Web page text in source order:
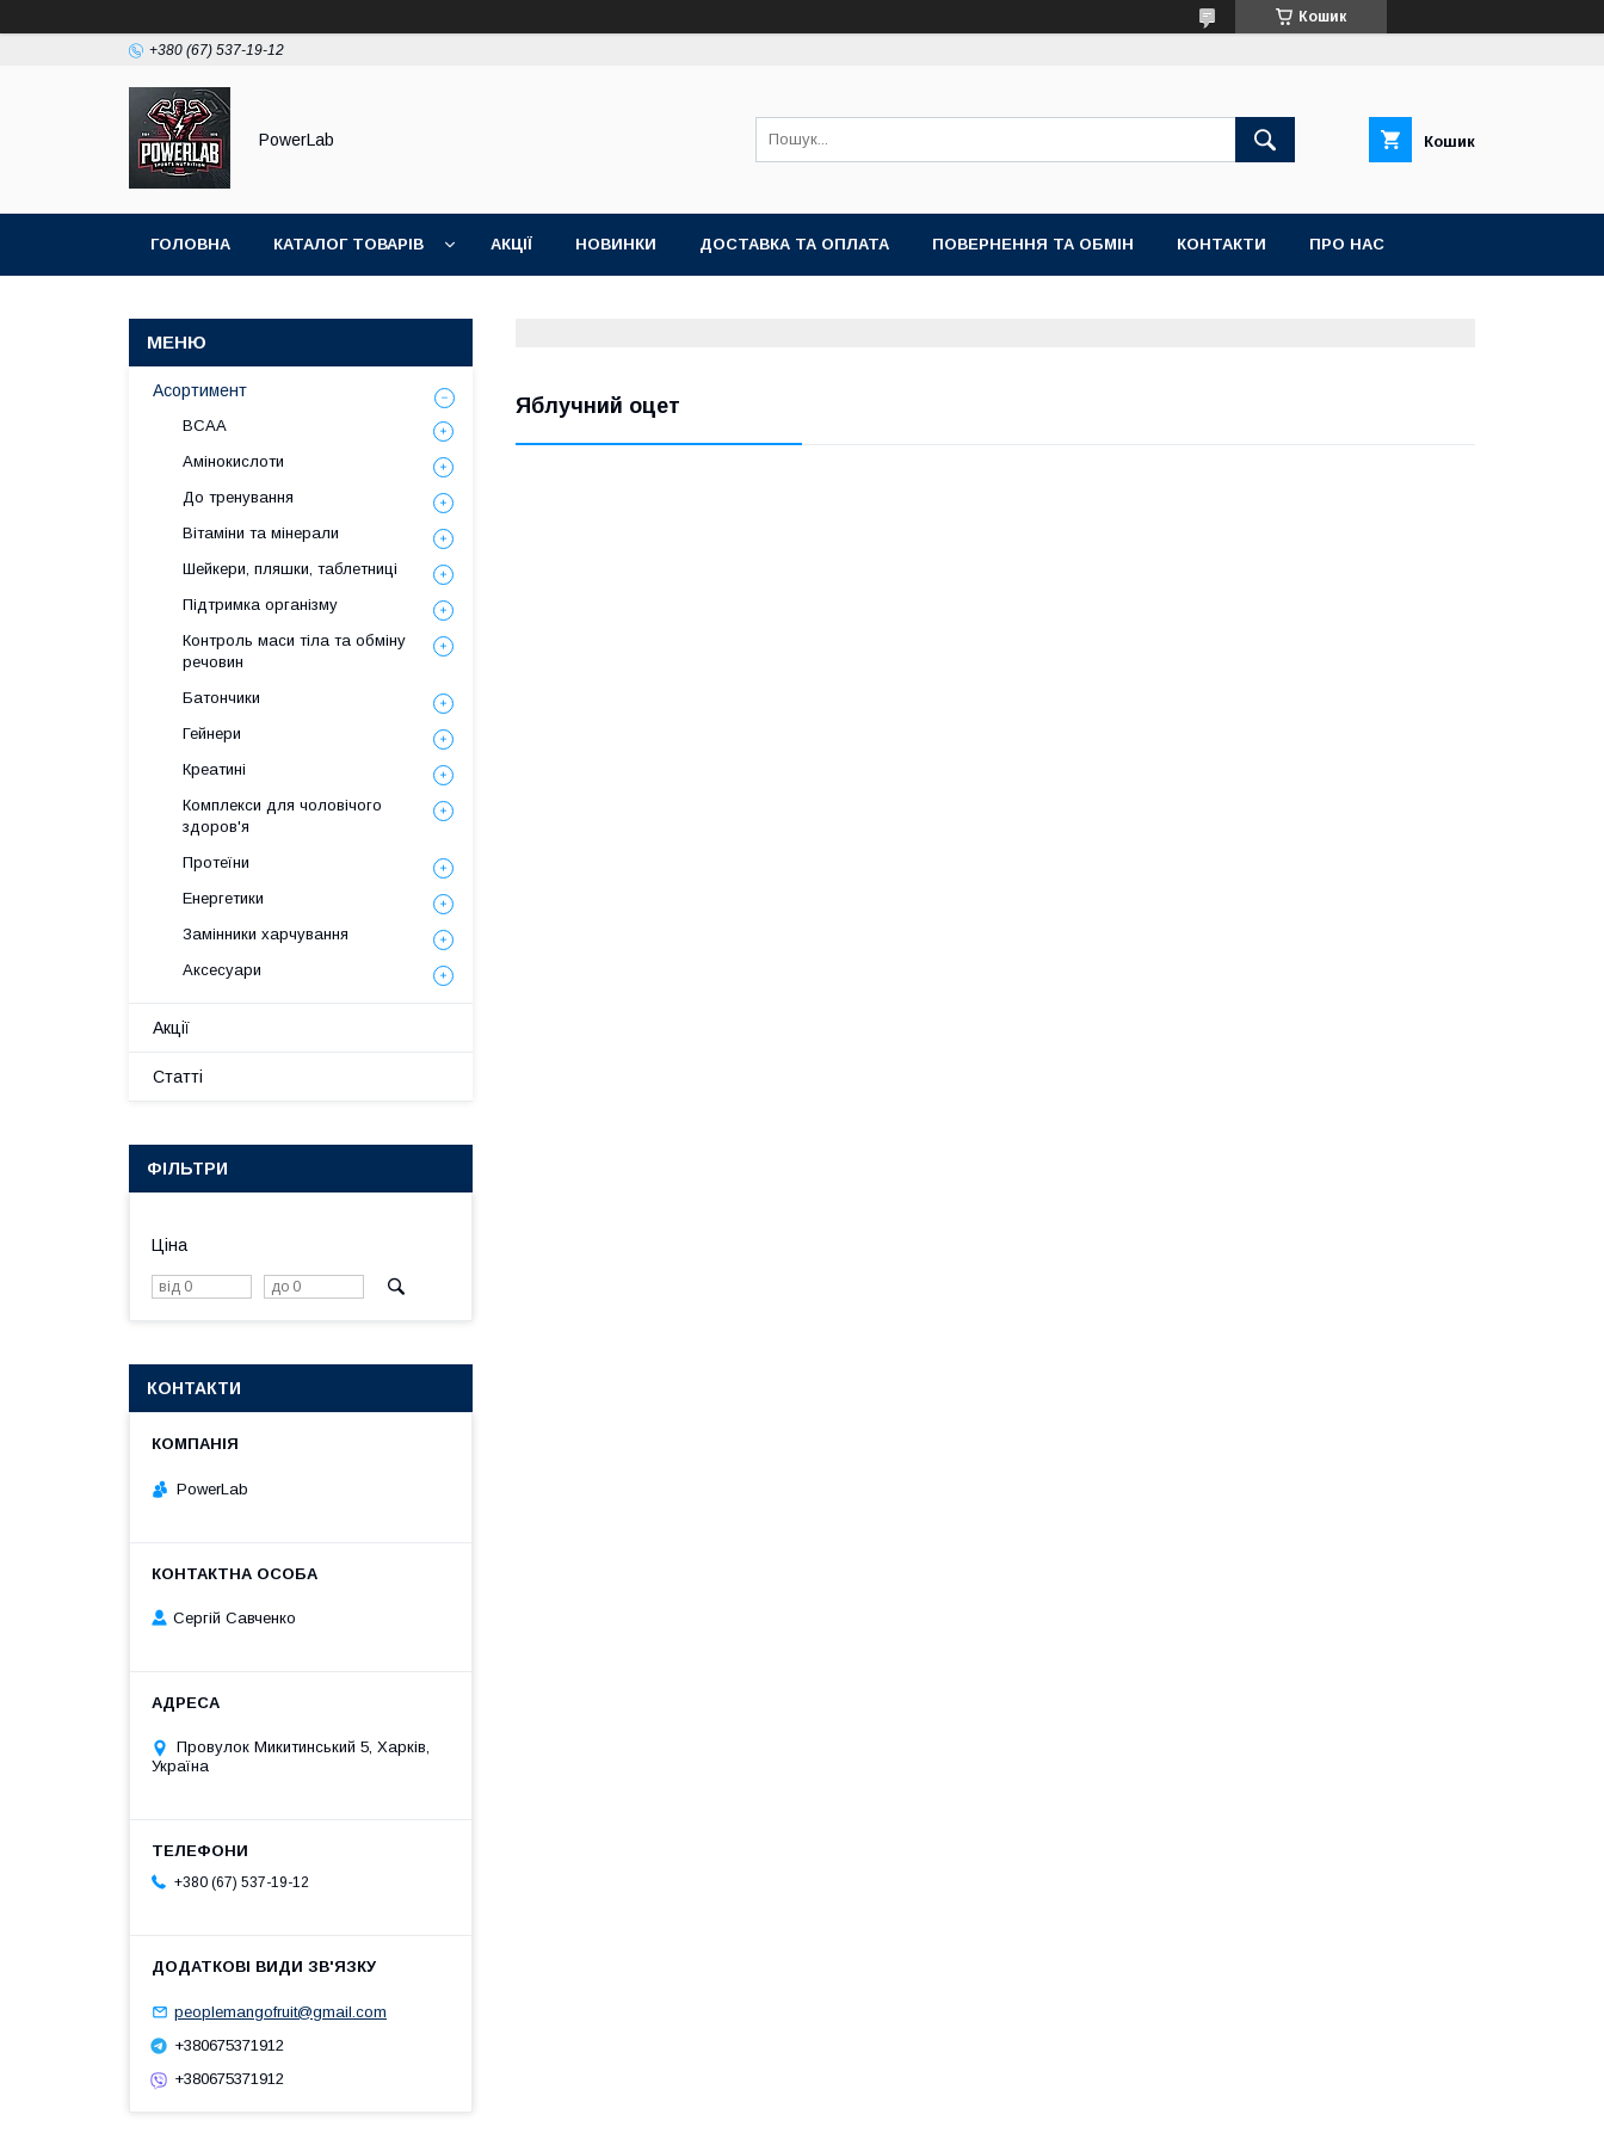
Кошик
+380 (67) 537-19-12
PowerLab Кошик
ГОЛОВНА КАТАЛОГ ТОВАРІВ АКЦІЇ НОВИНКИ ДОСТАВКА ТА ОПЛАТА ПОВЕРНЕННЯ ТА ОБМІН КОНТАКТИ ПРО НАС
Яблучний оцет
Асортимент
BCAA
Амінокислоти
До тренування
Вітаміни та мінерали
Шейкери, пляшки, таблетниці
Підтримка організму
Контроль маси тіла та обміну
речовин
Батончики
Гейнери
Креатині
Комплекси для чоловічого
здоров'я
Протеїни
Енергетики
Замінники харчування
Аксесуари
Акції
Статті
ФІЛЬТРИ
Ціна
КОНТАКТИ
PowerLab
Сергій Савченко
Провулок Микитинський 5, Харків,
Україна
+380 (67) 537-19-12
peoplemangofruit@gmail.com
+380675371912
+380675371912